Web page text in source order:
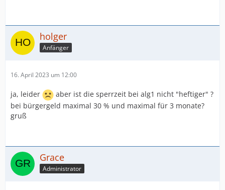
holger
Anfänger
16. April 2023 um 12:00
ja, leider
aber ist die sperrzeit bei alg1 nicht "heftiger" ?
bei bürgergeld maximal 30 % und maximal für 3 monate?
gruß
Grace
Administrator